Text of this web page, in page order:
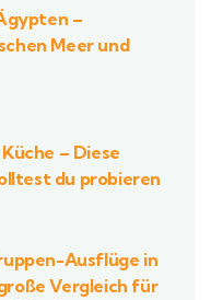
–
Meer und
– Diese
du probieren
Ausflüge in
Vergleich für